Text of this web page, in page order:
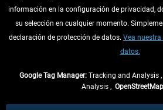
DESISTIR DEL CONTRATO
INFORMACIÓN
información en la configuración de privacidad,
su selección en cualquier momento.
declaración de protección de datos. Vea
datos.
Google Tag Manager: Tracking and Analysis ,
Analysis ,